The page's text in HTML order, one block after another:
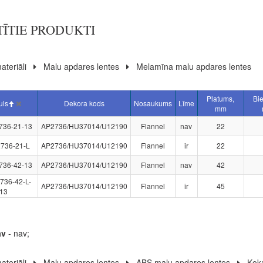
PRODUKTI
Malu apdares lentes Melamīna malu apdares lentes
Dekora kods Nosaukums Līme
Platums,
mm
21-13
AP2736/HU37014/U12190 Flannel nav 22
21-L
AP2736/HU37014/U12190 Flannel ir 22
42-13
AP2736/HU37014/U12190 Flannel nav 42
42-L-
AP2736/HU37014/U12190 Flannel ir 45
- nav;